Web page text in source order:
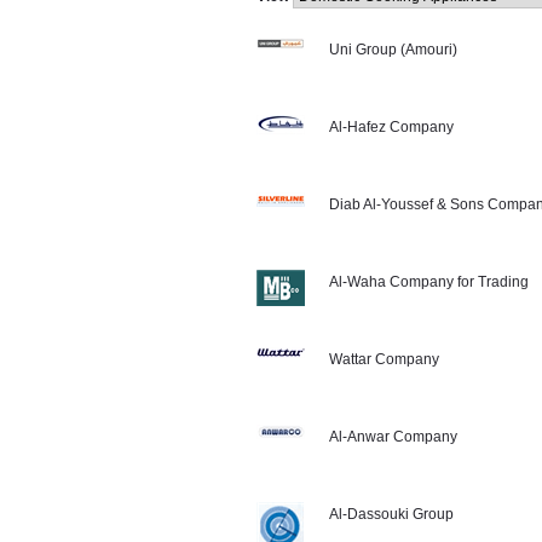
Uni Group (Amouri)
Al-Hafez Company
Diab Al-Youssef & Sons
Al-Waha Company for Trading
Wattar Company
Al-Anwar Company
Al-Dassouki Group